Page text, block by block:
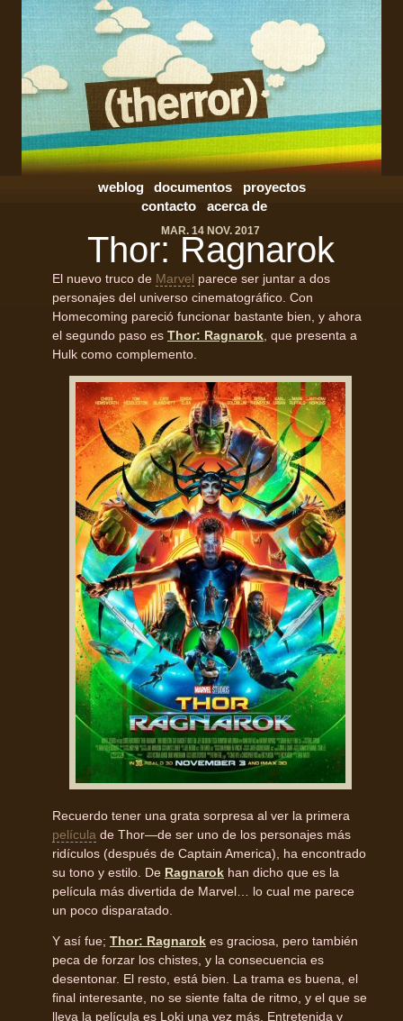
weblog documentos
proyectos
contacto
acerca de
MAR. 14 NOV. 2017
Thor: Ragnarok
El nuevo truco de Marvel parece ser juntar a dos
personajes del universo cinematográfico. Con
Homecoming pareció funcionar bastante bien, y ahora
el segundo paso es Thor: Ragnarok , que presenta a
Hulk como complemento.
Recuerdo tener una grata sorpresa al ver la primera
película de Thor—de ser uno de los personajes más
ridículos (después de Captain America), ha encontrado
su tono y estilo. De Ragnarok han dicho que es la
película más divertida de Marvel… lo cual me parece
un poco disparatado.
Y así fue; Thor: Ragnarok es graciosa, pero también
peca de forzar los chistes, y la consecuencia es
desentonar. El resto, está bien. La trama es buena, el
final interesante, no se siente falta de ritmo, y el que se
lleva la película es Loki una vez más. Entretenida y